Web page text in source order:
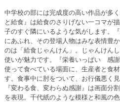
中学校の部には完成度の高い作品が多
と給食』は給食のさりげない一コマが
子のすぐ隣にいるような気がします。
にあふれ、その登場人物はみな表情豊
のは「給食じゃんけん」。じゃんけん
使いが魅力です。『栄養いっぱい 感
使って食べている場面に、生産者と食
す。食事中に肘をついて、お行儀悪く
『変わる食、変わらぬ感謝』は画面分
を表現。千代紙のような模様と和風の